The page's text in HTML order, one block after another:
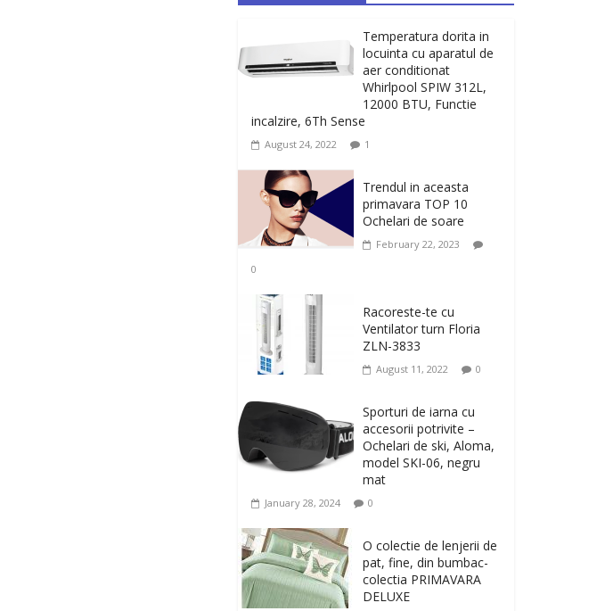
Temperatura dorita in
locuinta cu aparatul de
aer conditionat
Whirlpool SPIW 312L,
12000 BTU, Functie
incalzire, 6Th Sense
August 24, 2022 1
Trendul in aceasta
primavara TOP 10
Ochelari de soare
February 22, 2023
0
Racoreste-te cu
Ventilator turn Floria
ZLN-3833
August 11, 2022 0
Sporturi de iarna cu
accesorii potrivite –
Ochelari de ski, Aloma,
model SKI-06, negru
mat
January 28, 2024 0
O colectie de lenjerii de
pat, fine, din bumbac-
colectia PRIMAVARA
DELUXE